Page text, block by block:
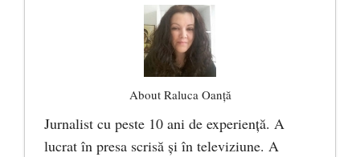
About Raluca Oanță
Jurnalist cu peste 10 ani de experiență. A
lucrat în presa scrisă și în televiziune. A